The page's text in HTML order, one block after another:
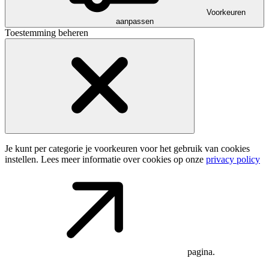
Voorkeuren
aanpassen
Toestemming beheren
Je kunt per categorie je voorkeuren voor het gebruik van cookies
instellen. Lees meer informatie over cookies op onze privacy policy
pagina.